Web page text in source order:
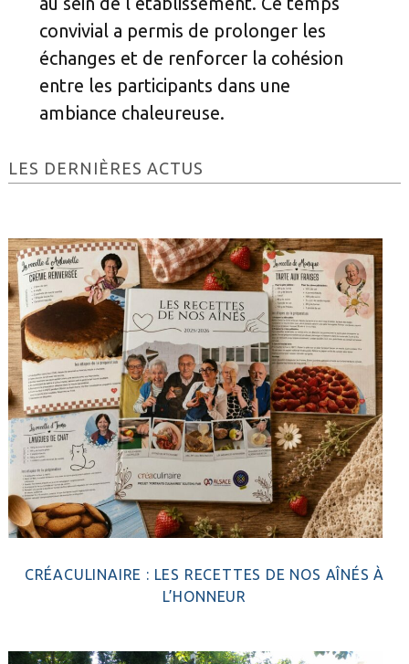
convivial a permis de prolonger les
échanges et de renforcer la cohésion
entre les participants dans une
ambiance chaleureuse.
Barre
LES DERNIÈRES ACTUS
CRÉACULINAIRE : LES RECETTES DE NOS AÎNÉS À
L’HONNEUR